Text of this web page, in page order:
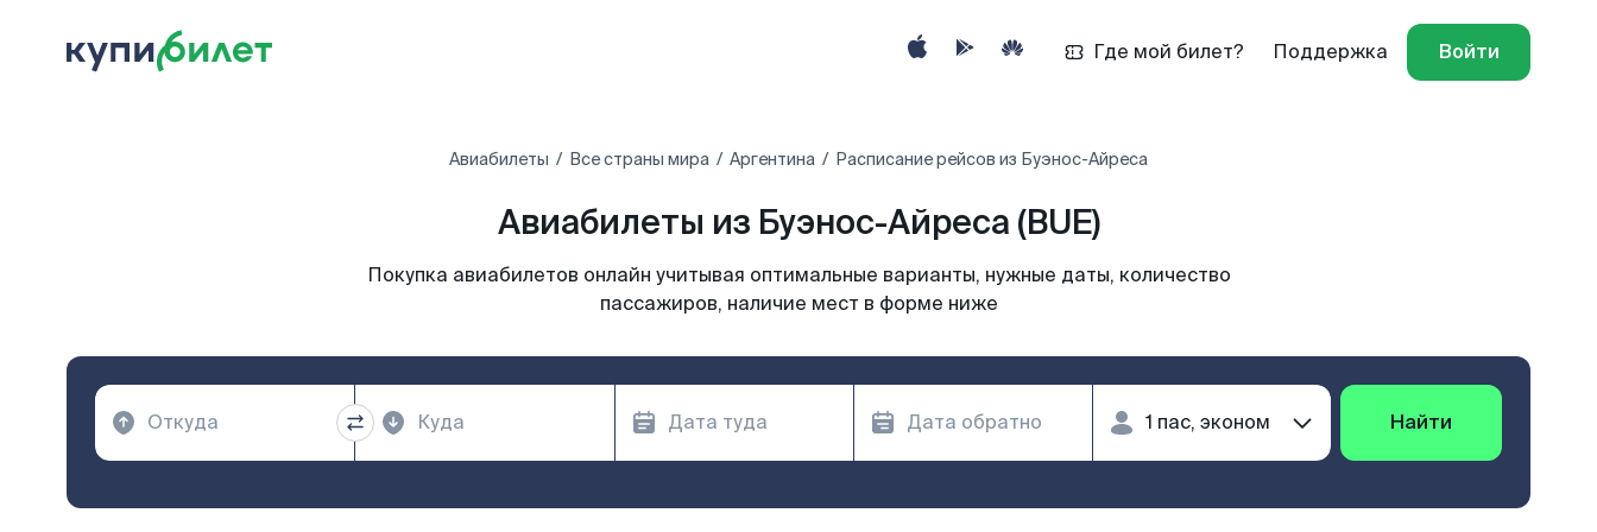
Где мой билет? Поддержка Войти
Авиабилеты Все страны мира Аргентина Расписание рейсов из Буэнос-Айреса
Авиабилеты из Буэнос-Айреса (BUE)
Покупка авиабилетов онлайн учитывая оптимальные варианты, нужные даты, количество
пассажиров, наличие мест в форме ниже
Найти